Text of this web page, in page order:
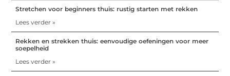
Stretchen voor beginners thuis: rustig starten met rekken
Lees verder »
Rekken en strekken thuis: eenvoudige oefeningen voor meer
soepelheid
Lees verder »